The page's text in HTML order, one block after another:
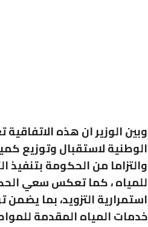
وبين الوزير ان هذه
الوطنية لاستقبال وتوزيع
والتزاما من الحكومة بتنفيذ
للمياه ، كما تعكس سعي
استمرارية التزويد، بما
خدمات المياه المقدمة